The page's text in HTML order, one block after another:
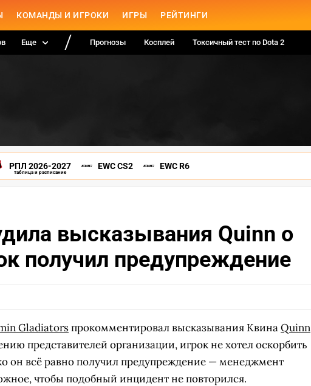
КОМАНДЫ И ИГРОКИ ИГРЫ РЕЙТИНГИ
Еще Прогнозы Косплей Токсичный тест по Dota 2
РПЛ 2026-2027
таблица и расписание
EWC CS2 EWC R6
высказывания Quinn о
получил предупреждение
Gladiatorsпрокомментировал высказывания КвинаQuinn
представителей организации, игрок не хотел оскорбить
он всё равно получил предупреждение — менеджмент
чтобы подобный инцидент не повторился.